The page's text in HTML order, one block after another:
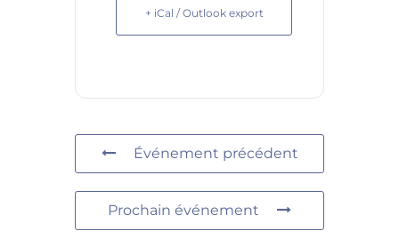
+ iCal / Outlook export
Événement précédent
Prochain événement